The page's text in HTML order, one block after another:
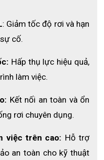
: Giảm tốc độ rơi và hạn
cố.
Hấp thụ lực hiệu quả,
làm việc.
Kết nối an toàn và ổn
rơi chuyên dụng.
việc trên cao: Hỗ trợ
an toàn cho kỹ thuật